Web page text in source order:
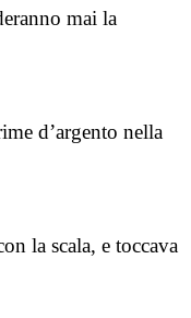
mai la
d’argento nella
la scala, e toccava